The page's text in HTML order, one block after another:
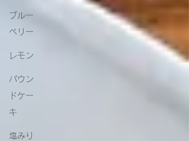
ブルー
ベリー
レモン
パウン
ドケー
キ
塩みり